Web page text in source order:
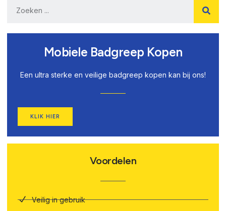
Mobiele Badgreep Kopen
Een ultra sterke en veilige badgreep kopen kan bij ons!
KLIK HIER
Voordelen
Veilig in gebruik